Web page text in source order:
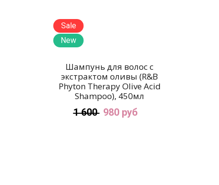
Sale
New
Шампунь для волос с
экстрактом оливы (R&B
Phyton Therapy Olive Acid
Shampoo), 450мл
1 600 980 руб